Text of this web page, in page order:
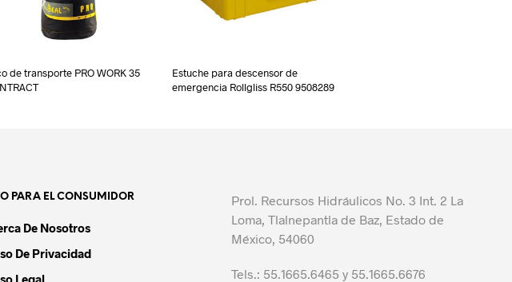
de transporte PRO WORK 35
Estuche para descensor de
emergencia Rollgliss R550 9508289
PARA EL CONSUMIDOR
De Nosotros
De Privacidad
Legal
Prol. Recursos Hidráulicos No. 3 Int. 2 La
Loma, Tlalnepantla de Baz, Estado de
México, 54060
Tels.: 55.1665.6465 y 55.1665.6676